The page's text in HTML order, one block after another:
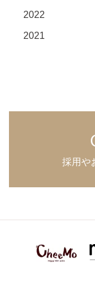
2022
2021
採用や